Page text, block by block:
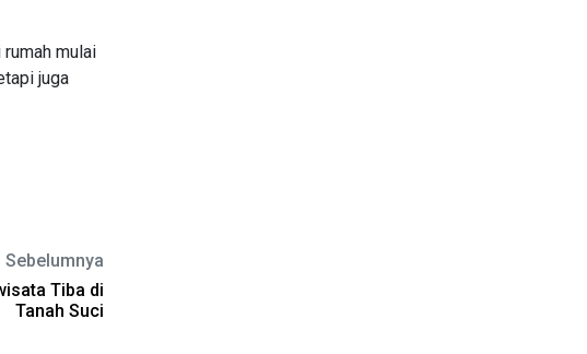
mulai
juga
Sebelumnya
Tiba di
Tanah Suci